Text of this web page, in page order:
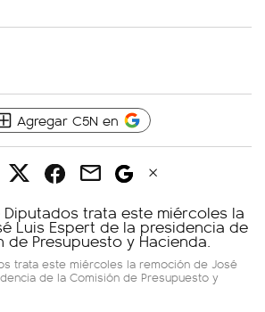
Agregar C5N en
trata este miércoles la remoción de José
de la Comisión de Presupuesto y